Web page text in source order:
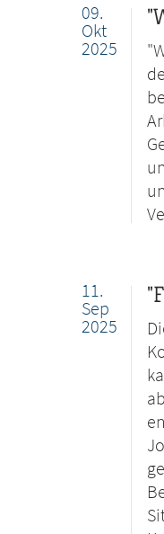
09.
Okt
2025
11.
Sep
2025